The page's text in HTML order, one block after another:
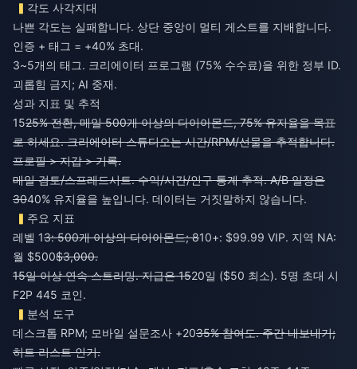
각도 사각지대
나쁜 각도는 실패합니다. 상단 중앙이 멀티 게스트를 지배합니다.
인증 + 태그 = +40% 초대.
3~5개의 태그. 크리에이터 프로그램 (75% 수수료)을 위한 정부 ID.
괴롭힘 금지; AI 중재.
성과 지표 및 추적
1525% 전환, 매일 500개 이상의 다이아몬드, 75% 유지율을 목표
로 하세요. 크리에이터 스튜디오는 시간/RPM/선물을 추적합니다.
프로필 > 지갑 > 기록.
매일 검토/스프레드시트. 수익/시간/인구 통계 추적. A/B 일정은
3040% 유지율을 높입니다. 데이터는 거짓말하지 않습니다.
주요 지표
레벨 13: 500개 이상의 다이아몬드; 810+: $99.99 VIP. 지역 NA:
월 $500$3,000.
15일 이상 연속 스트리밍. 지급은 1520일 ($50 최소). 5명 초대 시
F2P 445 코인.
분석 도구
데스크톱 RPM; 모바일 설문조사 +2035% 참여도. 주간 내보내기;
히트 리스트 인기.